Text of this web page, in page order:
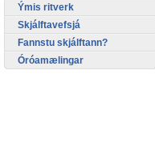
Ýmis ritverk
Skjálftavefsjá
Fannstu skjálftann?
Óróamælingar